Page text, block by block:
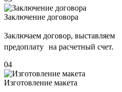
Заключение договора
Заключаем договор,
предоплату на расчетный счет.
04
Изготовление макета